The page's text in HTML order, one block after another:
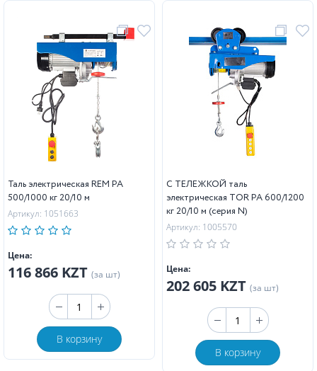
Таль электрическая REM PA
500/1000 кг 20/10 м
Артикул: 1051663
Цена:
116 866 KZT (за шт)
В корзину
С ТЕЛЕЖКОЙ таль
электрическая TOR PA 600/1200
кг 20/10 м (серия N)
Артикул: 1005570
Цена:
202 605 KZT (за шт)
В корзину